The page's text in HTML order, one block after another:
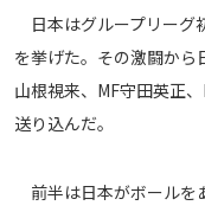
日本はグループリーグ
を挙げた。その激闘か
山根視来、MF守田英正
送り込んだ。
前半は日本がボールを